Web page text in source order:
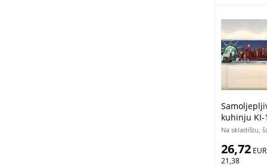
kuhinju KI-
| 180 x 60
Na skladištu,
26,72 EUR
21,38